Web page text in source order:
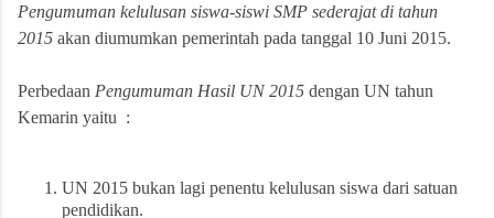
Pengumuman kelulusan siswa-siswi SMP sederajat di tahun
2015 akan diumumkan pemerintah pada tanggal 10 Juni 2015.
Perbedaan Pengumuman Hasil UN 2015 dengan UN tahun
Kemarin yaitu :
UN 2015 bukan lagi penentu kelulusan siswa dari satuan
pendidikan.